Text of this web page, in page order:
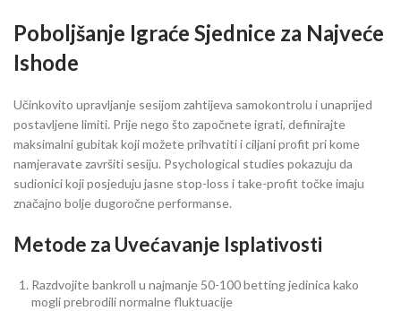
Poboljšanje Igraće Sjednice za Najveće
Ishode
Učinkovito upravljanje sesijom zahtijeva samokontrolu i unaprijed
postavljene limiti. Prije nego što započnete igrati, definirajte
maksimalni gubitak koji možete prihvatiti i ciljani profit pri kome
namjeravate završiti sesiju. Psychological studies pokazuju da
sudionici koji posjeduju jasne stop-loss i take-profit točke imaju
značajno bolje dugoročne performanse.
Metode za Uvećavanje Isplativosti
Razdvojite bankroll u najmanje 50-100 betting jedinica kako
mogli prebrodili normalne fluktuacije